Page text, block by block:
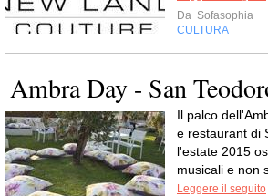
Da Sofasophia
CULTURA
Ambra Day - San
Il palco
e restaurant di
l'estate 2015
musicali e non
Leggere il seguito